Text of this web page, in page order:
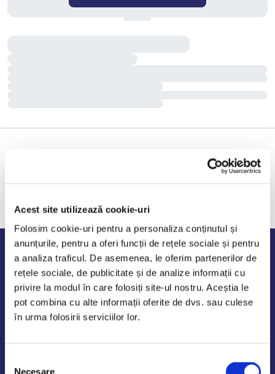
Acest site utilizează cookie-uri
Folosim cookie-uri pentru a personaliza conținutul și
anunțurile, pentru a oferi funcții de rețele sociale și pentru
a analiza traficul. De asemenea, le oferim partenerilor de
rețele sociale, de publicitate și de analize informații cu
privire la modul în care folosiți site-ul nostru. Aceștia le
pot combina cu alte informații oferite de dvs. sau culese
în urma folosirii serviciilor lor.
Necesare
Program de lucru
Luni - Vineri: 09:00-18:00
Sambata - Duminica: 10:00-14:00